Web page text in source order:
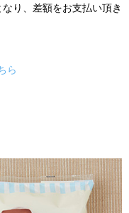
り、差額をお支払い頂き
ら